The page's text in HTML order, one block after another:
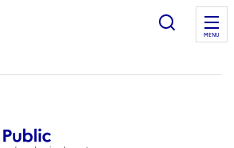
Ouvrir
MENU